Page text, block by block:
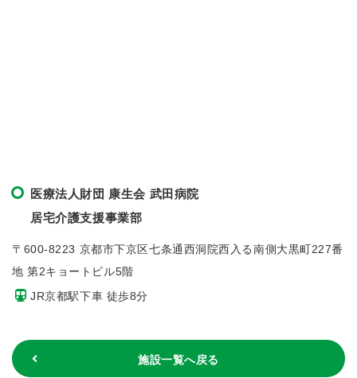
医療法人財団 康生会 武田病院
居宅介護支援事業部
〒600-8223 京都市下京区七条通西洞院西入る南側大黒町227番
地 第2キョートビル5階
JR京都駅下車 徒歩8分
施設一覧へ戻る